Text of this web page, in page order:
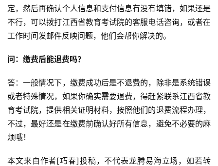
定，然后再确认个人信息和支付信息有没有填错，如果还是
不行，可以拨打江西省教育考试院的客服电话咨询，或者在
工作时间发邮件反映问题，他们会帮你解决的。
问：缴费后能退费吗？
答：一般情况下，缴费成功后是不退费的，除非是系统错误
或者特殊情况，如果你确实需要退费，得赶紧联系江西省教
育考试院，提供相关证明材料，按照他们的退费流程办理，
不过，最好还是在缴费前确认好所有信息，避免不必要的麻
烦哦！
本文来自作者[巧春]投稿，不代表龙腾易海立场，如若转